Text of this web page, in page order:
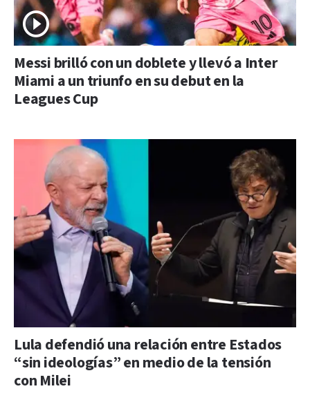
Messi brilló con un doblete y llevó a Inter
Miami a un triunfo en su debut en la
Leagues Cup
Lula defendió una relación entre Estados
“sin ideologías” en medio de la tensión
con Milei